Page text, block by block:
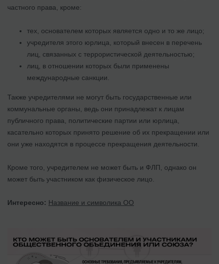
частного права, кроме:
тех, основателем которых является одно и то же лицо;
учредителя этого юрлица, который внесен в перечень
лиц, связанных с террористической деятельностью;
лиц, в отношении которых были применены
международные санкции.
Также учредителями не могут быть государственные или
коммунальные органы, ведь они принадлежат к лицам
публичного права, политические партии или юрлица,
касательно которых принято решение об их прекращении или
они уже находятся в процессе прекращения деятельности.
Кроме того, учредителем не может быть и ФЛП, однако он
может быть участником как физическое лицо.
Интересно: Название и символика ОО